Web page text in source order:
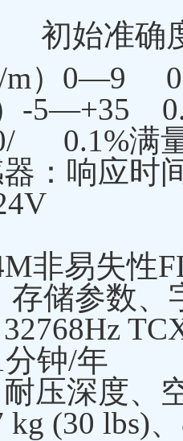
初始准
m）0—9
）-5—+35
0.1%满量
：响应时
非易失性
存储参数、
钟/年
压深度、
(30 lbs)